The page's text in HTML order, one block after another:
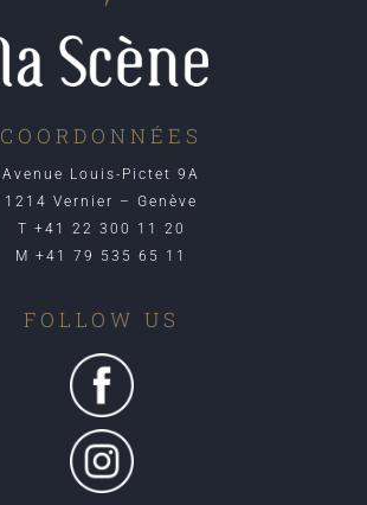
COORDONNÉES
Avenue Louis-Pictet 9A
1214 Vernier – Genève
T +41 22 300 11 20
M +41 79 535 65 11
FOLLOW US